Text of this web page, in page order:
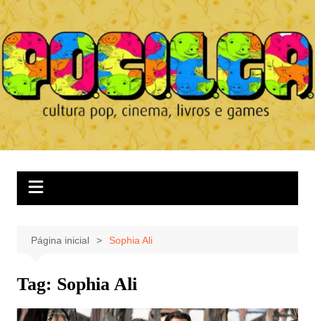
Ir
para
o
conteúdo
Página inicial Sophia Ali
Tag: Sophia Ali